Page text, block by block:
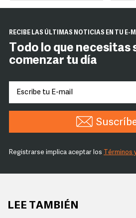
RECIBE LAS ÚLTIMAS NOTICIAS EN TU E-
Todo lo que necesitas
comenzar tu día
Registrarse implica aceptar los Términos
LEE TAMBIÉN